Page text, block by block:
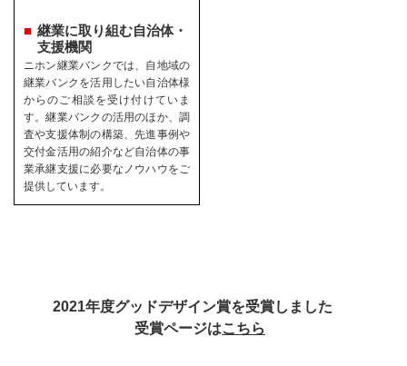
継業に取り組む自治体・
支援機関
ニホン継業バンクでは、自地域の
継業バンクを活用したい自治体様
からのご相談を受け付けていま
す。継業バンクの活用のほか、調
査や支援体制の構築、先進事例や
交付金活用の紹介など自治体の事
業承継支援に必要なノウハウをご
提供しています。
2021年度グッドデザイン賞を受賞しました
受賞ページはこちら